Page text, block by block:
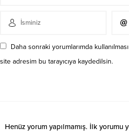
Daha sonraki yorumlarımda
site adresim bu tarayıcıya kaydedilsin.
Henüz yorum yapılmamış. İlk yorumu